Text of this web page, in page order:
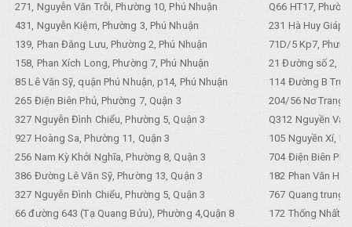
271, Nguyễn Văn Trỗi, Phường 10, Phú Nhuận
Q66 HT17,
431, Nguyễn Kiệm, Phường 3, Phú Nhuận
231 Hà Huy Giáp,
139, Phan Đăng Lưu, Phường 2, Phú Nhuận
71D/5 Kp7,
158, Phan Xích Long, Phường 7, Phú Nhuận
21 Đường số 2,
85 Lê Văn Sỹ, quận Phú Nhuận, p14, Phú Nhuận
114 Đường B
265 Điện Biên Phủ, Phường 7, Quận 3
204/56 Nơ Trang
327 Nguyễn Đình Chiểu, Phường 5, Quận 3
Q312 Nguyền
927 Hoàng Sa, Phường 11, Quận 3
105 Nguyền Xí,
256 Nam Kỳ Khởi Nghĩa, Phường 8, Quận 3
704 Điện Biên
386 Đường Lê Văn Sỹ, Phường 13, Quận 3
182 Phan Văn
327 Nguyễn Đình Chiểu, Phường 5, Quận 3
767 Quang trung,
66 đường 643 (Tạ Quang Bửu), Phường 4,Quận 8
172 Thống Nhất.